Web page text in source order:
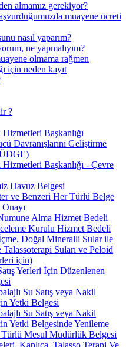
almamız gerekiyor?
muayene ücreti
nasıl yaparım?
ne yapmalıyım?
olmama rağmen
için neden kayıt
?
Hizmetleri Başkanlığı
Davranışlarını Geliştirme
Hizmetleri Başkanlığı - Çevre
Havuz Belgesi
ve Benzeri Her Türlü Belge
Alma Hizmet Bedeli
Kurulu Hizmet Bedeli
Doğal Mineralli Sular ile
Talassoterapi Suları ve Peloid
için)
Yerleri İçin Düzenlenen
Su Satış veya Nakil
Yetki Belgesi
Su Satış veya Nakil
Yetki Belgesinde Yenileme
Mesul Müdürlük Belgesi
Kaplıca, Talasso Terapi Ve